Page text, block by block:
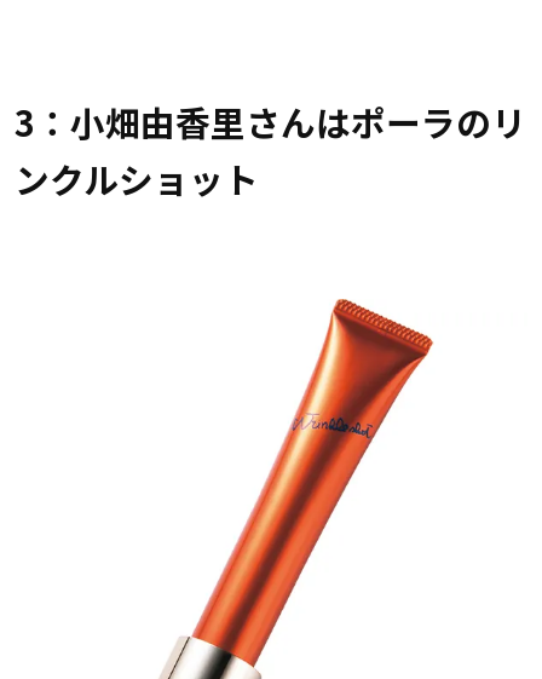
3：小畑由香里さんはポーラのリ
ンクルショット